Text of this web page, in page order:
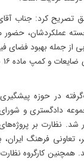
تصریح کرد: جناب
عملکردشان،
از جمله بهبود فضای
در حوزه
شد. نظارت بر
فرهنگ ایران،
کارگروه